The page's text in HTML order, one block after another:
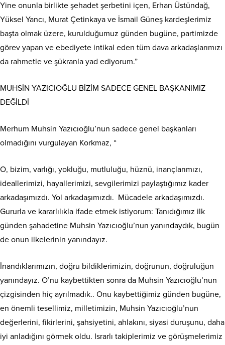
Yine onunla birlikte şehadet şerbetini içen, Erhan Üstündağ,
Yüksel Yancı, Murat Çetinkaya ve İsmail Güneş kardeşlerimiz
başta olmak üzere, kurulduğumuz günden bugüne, partimizde
görev yapan ve ebediyete intikal eden tüm dava arkadaşlarımızı
da rahmetle ve şükranla yad ediyorum.”
MUHSİN YAZICIOĞLU BİZİM SADECE GENEL BAŞKANIMIZ
DEĞİLDİ
Merhum Muhsin Yazıcıoğlu’nun sadece genel başkanları
olmadığını vurgulayan Korkmaz, “
O, bizim, varlığı, yokluğu, mutluluğu, hüznü, inançlarımızı,
ideallerimizi, hayallerimizi, sevgilerimizi paylaştığımız kader
arkadaşımızdı. Yol arkadaşımızdı. Mücadele arkadaşımızdı.
Gururla ve kararlılıkla ifade etmek istiyorum: Tanıdığımız ilk
günden şahadetine Muhsin Yazıcıoğlu’nun yanındaydık, bugün
de onun ilkelerinin yanındayız.
İnandıklarımızın, doğru bildiklerimizin, doğrunun, doğruluğun
yanındayız. O’nu kaybettikten sonra da Muhsin Yazıcıoğlu’nun
çizgisinden hiç ayrılmadık.. Onu kaybettiğimiz günden bugüne,
en önemli tesellimiz, milletimizin, Muhsin Yazıcıoğlu’nun
değerlerini, fikirlerini, şahsiyetini, ahlakını, siyasi duruşunu, daha
iyi anladığını görmek oldu. Israrlı takiplerimiz ve görüşmelerimiz